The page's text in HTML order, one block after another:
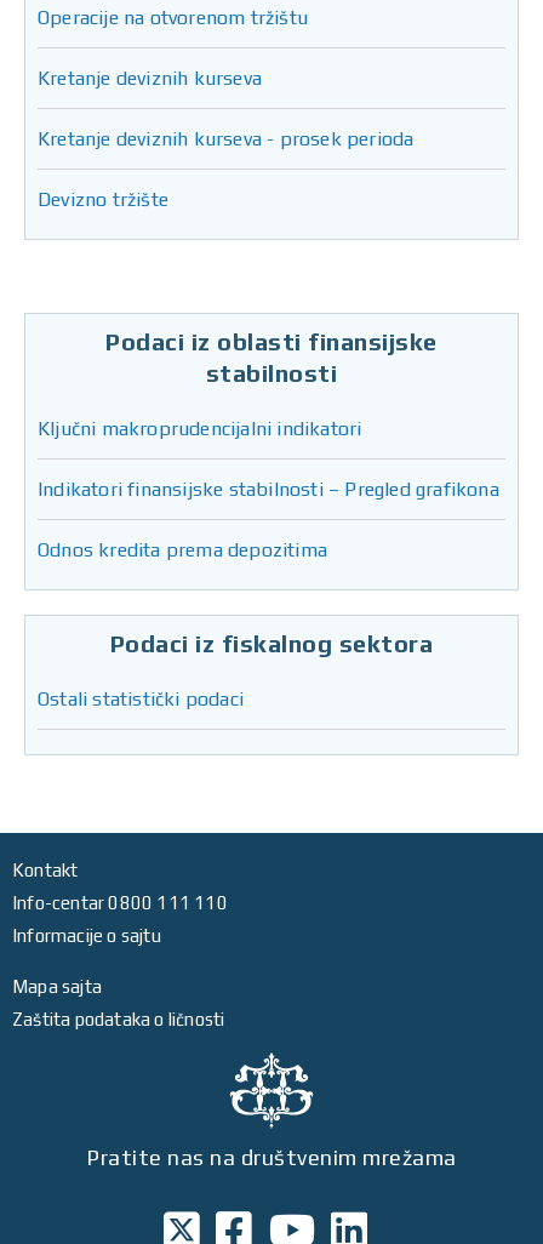
Operacije na otvorenom tržištu
Kretanje deviznih kurseva
Kretanje deviznih kurseva - prosek perioda
Devizno tržište
Podaci iz oblasti finansijske
stabilnosti
Ključni makroprudencijalni indikatori
Indikatori finansijske stabilnosti – Pregled grafikona
Odnos kredita prema depozitima
Podaci iz fiskalnog sektora
Ostali statistički podaci
Kontakt
Info-centar 0800 111 110
Informacije o sajtu
Mapa sajta
Zaštita podataka o ličnosti
Pratite nas na društvenim mrežama